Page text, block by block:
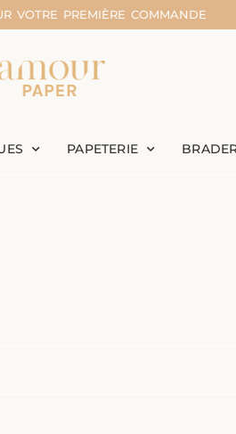
VOTRE PREMIÈRE COMMANDE
PAPETERIE